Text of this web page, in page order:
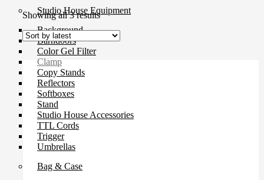
Studio House Equipment
Background
Barndoors
Color Gel Filter
Clamp
Copy Stands
Reflectors
Softboxes
Stand
Studio House Accessories
TTL Cords
Trigger
Umbrellas
Bag & Case
Showing all 3 resultsSorted
latest